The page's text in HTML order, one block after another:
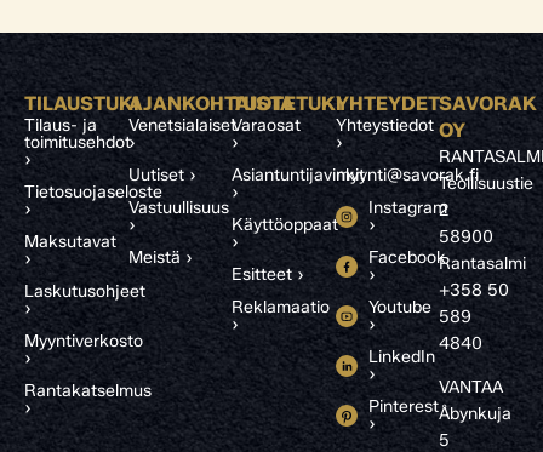
TILAUSTUKI
Tilaus- ja
toimitusehdot
›
Tietosuojaseloste
›
Maksutavat
›
Laskutusohjeet
›
Myyntiverkosto
›
Rantakatselmus
›
AJANKOHTAISTA
Venetsialaiset
›
Uutiset ›
Vastuullisuus
›
Meistä ›
TUOTETUKI
Varaosat
›
Asiantuntijavinkit
›
Käyttöoppaat
›
Esitteet ›
Reklamaatio
›
YHTEYDET
Yhteystiedot
›
myynti@savorak.fi
Instagram
›
Facebook
›
Youtube
›
LinkedIn
›
Pinterest
›
SAVORAK
OY
Teollisuustie
2
58900
Rantasalmi
+358 50
589
4840
VANTAA
Åbynkuja
5